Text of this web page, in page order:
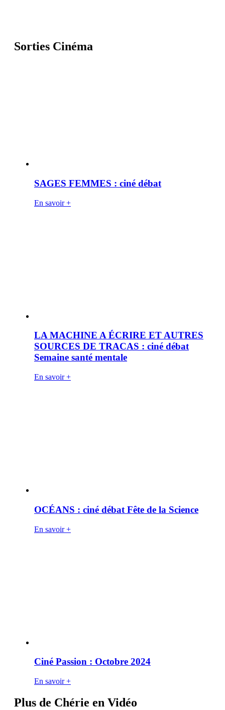
Sorties Cinéma
SAGES FEMMES : ciné débat
En savoir +
LA MACHINE A ÉCRIRE ET AUTRES
SOURCES DE TRACAS : ciné débat
Semaine santé mentale
En savoir +
OCÉANS : ciné débat Fête de la Science
En savoir +
Ciné Passion : Octobre 2024
En savoir +
Plus de Chérie en Vidéo